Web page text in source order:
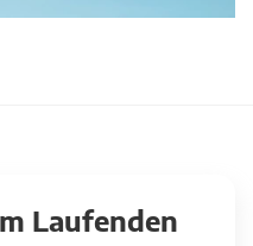
Laufenden